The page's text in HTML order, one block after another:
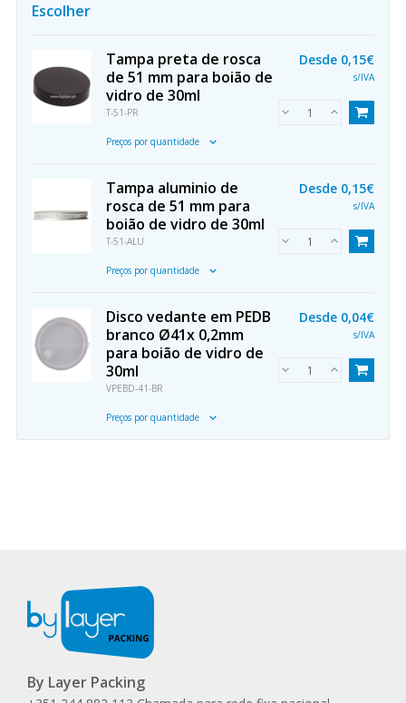
Escolher
Tampa preta de rosca
de 51 mm para boião de
vidro de 30ml
T-51-PR
Preços por quantidade
Desde 0,15€
s/IVA
Tampa aluminio de
rosca de 51 mm para
boião de vidro de 30ml
T-51-ALU
Preços por quantidade
Desde 0,15€
s/IVA
Disco vedante em PEDB
branco Ø41x 0,2mm
para boião de vidro de
30ml
VPEBD-41-BR
Preços por quantidade
Desde 0,04€
s/IVA
By Layer Packing